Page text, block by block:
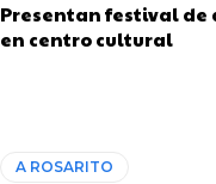
Presentan festival de
en centro cultural
A ROSARITO